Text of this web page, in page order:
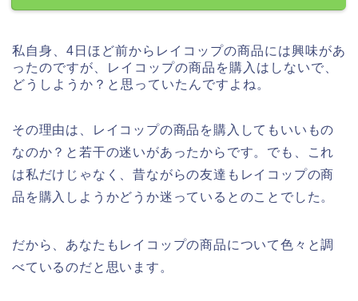
私自身、4日ほど前からレイコップの商品には興味があ
ったのですが、レイコップの商品を購入はしないで、
どうしようか？と思っていたんですよね。
その理由は、レイコップの商品を購入してもいいもの
なのか？と若干の迷いがあったからです。でも、これ
は私だけじゃなく、昔ながらの友達もレイコップの商
品を購入しようかどうか迷っているとのことでした。
だから、あなたもレイコップの商品について色々と調
べているのだと思います。